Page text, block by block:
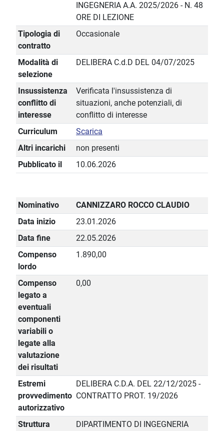
INGEGNERIA A.A. 2025/2026 - N. 48
ORE DI LEZIONE
Tipologia di
contratto
Occasionale
Modalità di
selezione
DELIBERA C.d.D DEL 04/07/2025
Insussistenza
conflitto di
interesse
Verificata l'insussistenza di
situazioni, anche potenziali, di
conflitto di interesse
Curriculum
Scarica
Altri incarichi
non presenti
Pubblicato il
10.06.2026
Nominativo
CANNIZZARO ROCCO CLAUDIO
Data inizio
23.01.2026
Data fine
22.05.2026
Compenso
lordo
1.890,00
Compenso
legato a
eventuali
componenti
variabili o
legate alla
valutazione
dei risultati
0,00
Estremi
provvedimento
autorizzativo
DELIBERA C.D.A. DEL 22/12/2025 -
CONTRATTO PROT. 19/2026
Struttura
DIPARTIMENTO DI INGEGNERIA